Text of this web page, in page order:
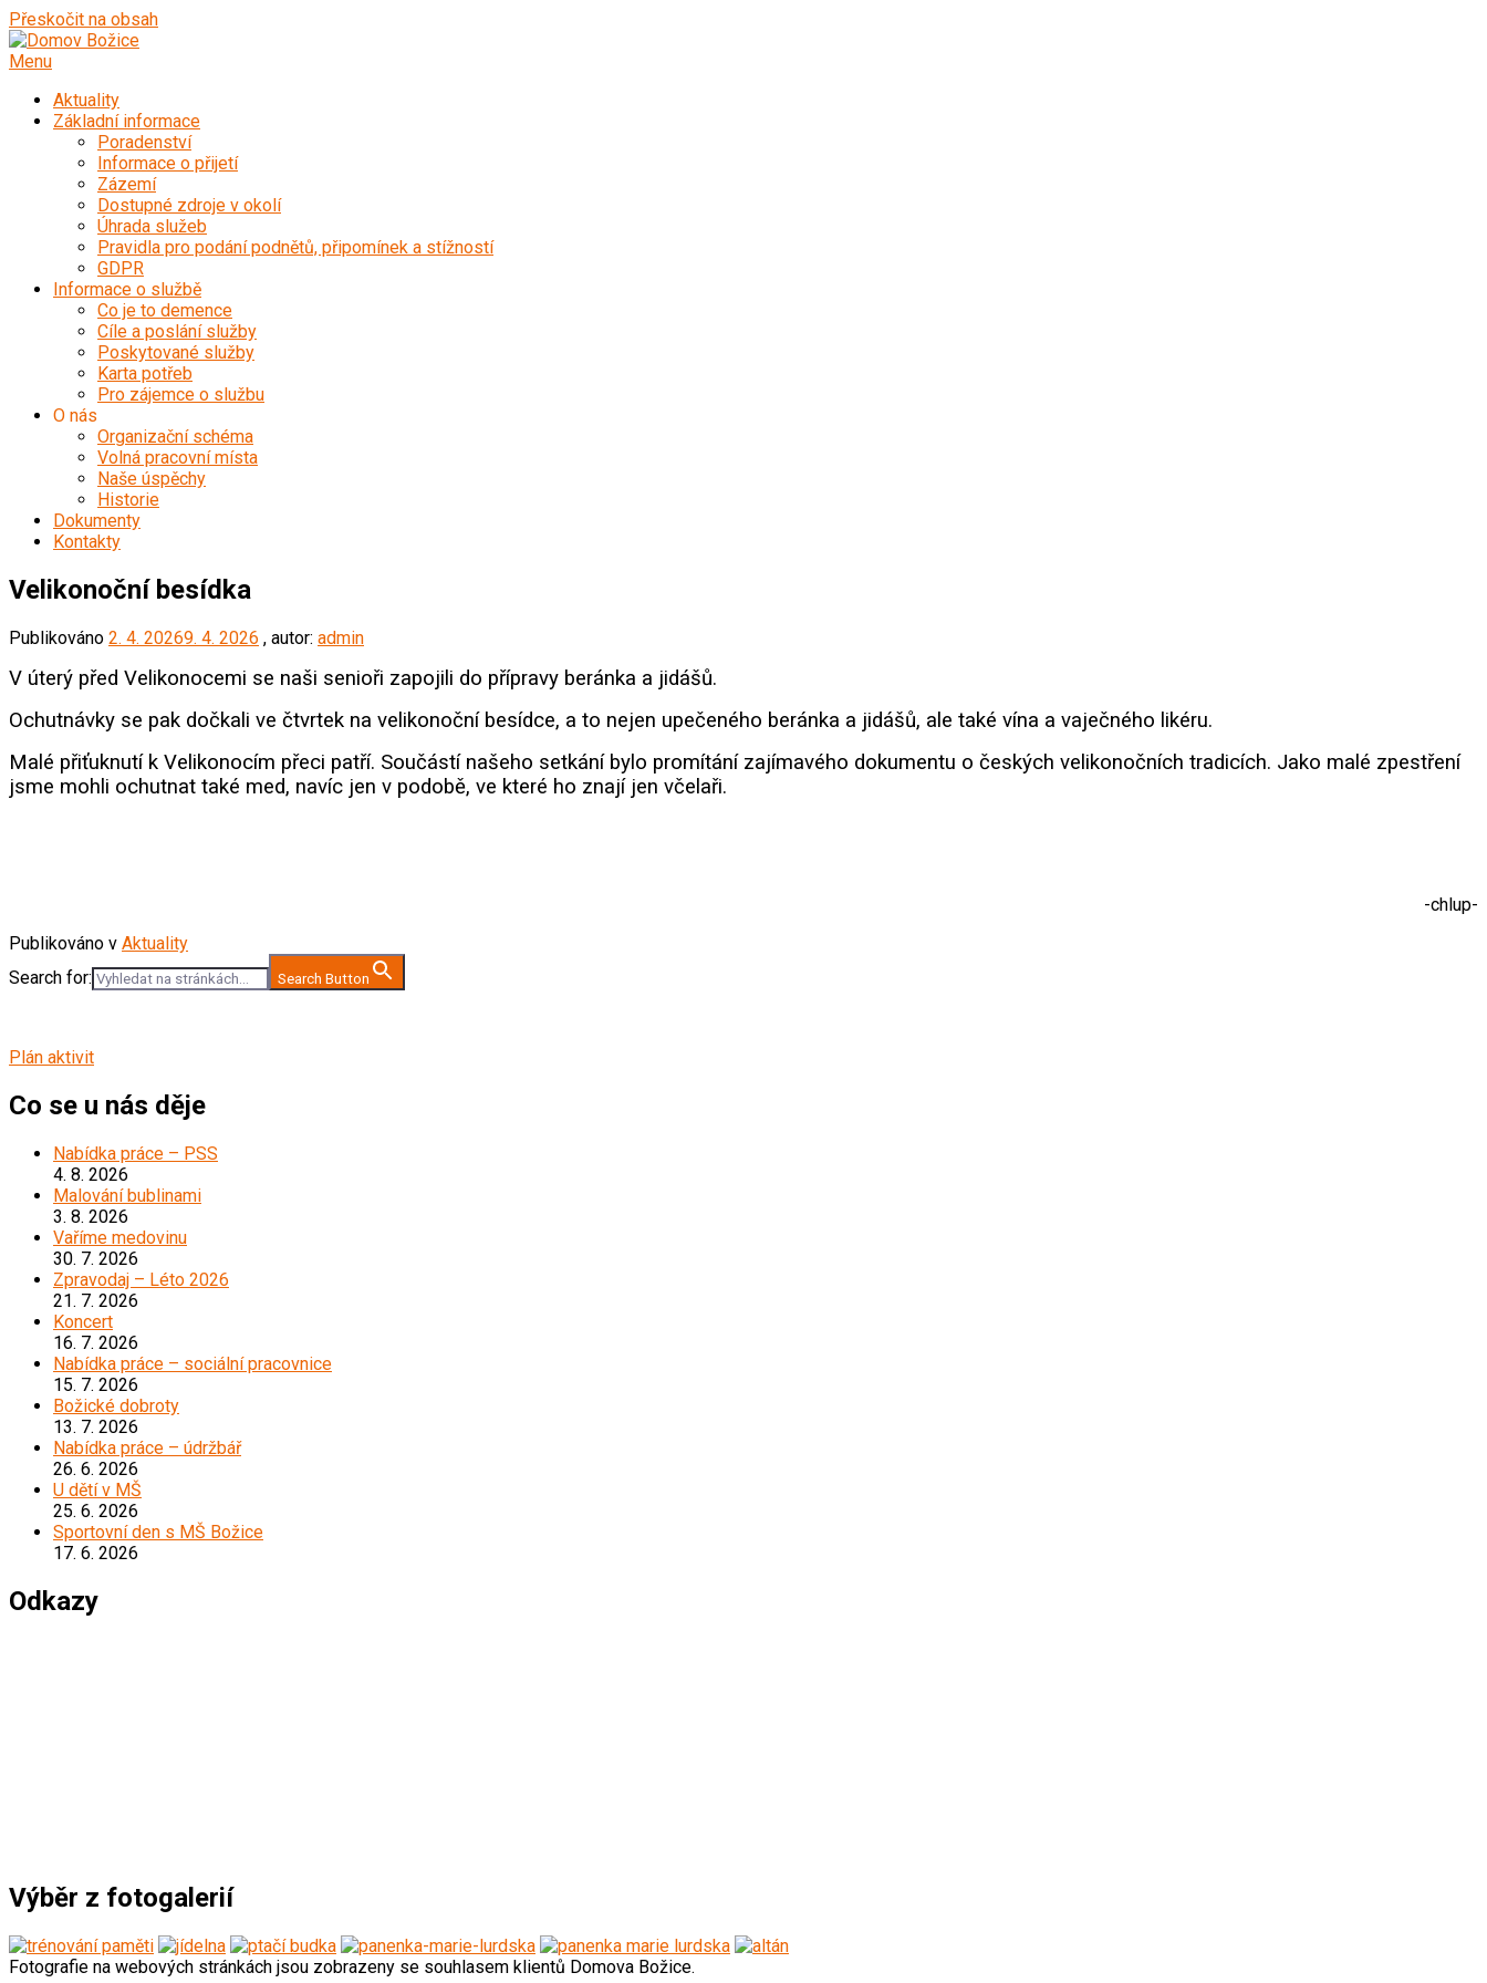
Přeskočit na obsah
Menu
Aktuality
Základní informace
Poradenství
Informace o přijetí
Zázemí
Dostupné zdroje v okolí
Úhrada služeb
Pravidla pro podání podnětů, připomínek a stížností
GDPR
Informace o službě
Co je to demence
Cíle a poslání služby
Poskytované služby
Karta potřeb
Pro zájemce o službu
O nás
Organizační schéma
Volná pracovní místa
Naše úspěchy
Historie
Dokumenty
Kontakty
Velikonoční besídka
Publikováno 2. 4. 20269. 4. 2026 , autor: admin
V úterý před Velikonocemi se naši senioři zapojili do přípravy beránka a jidášů.
Ochutnávky se pak dočkali ve čtvrtek na velikonoční besídce, a to nejen upečeného beránka a jidášů, ale také vína a vaječného likéru.
Malé přiťuknutí k Velikonocím přeci patří. Součástí našeho setkání bylo promítání zajímavého dokumentu o českých velikonočních tradicích. Jako malé zpestření
jsme mohli ochutnat také med, navíc jen v podobě, ve které ho znají jen včelaři.
-chlup-
Publikováno v Aktuality
Search for:
Search Button
Plán aktivit
Co se u nás děje
Nabídka práce – PSS
4. 8. 2026
Malování bublinami
3. 8. 2026
Vaříme medovinu
30. 7. 2026
Zpravodaj – Léto 2026
21. 7. 2026
Koncert
16. 7. 2026
Nabídka práce – sociální pracovnice
15. 7. 2026
Božické dobroty
13. 7. 2026
Nabídka práce – údržbář
26. 6. 2026
U dětí v MŠ
25. 6. 2026
Sportovní den s MŠ Božice
17. 6. 2026
Odkazy
Výběr z fotogalerií
Fotografie na webových stránkách jsou zobrazeny se souhlasem klientů Domova Božice.